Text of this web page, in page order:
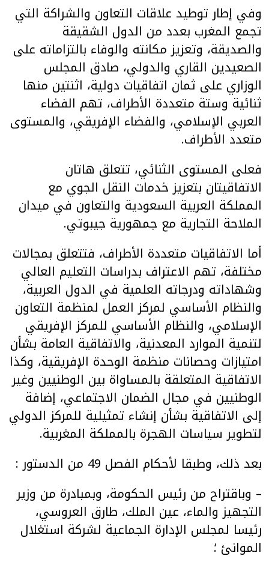
وفي إطار توطيد علاقات التعاون والشراكة التي
تجمع المغرب بعدد من الدول الشقيقة
والصديقة، وتعزيز مكانته والوفاء بالتزاماته على
الصعيدين القاري والدولي، صادق المجلس
الوزاري على ثمان اتفاقيات دولية، اثنتين منها
ثنائية وستة متعددة الأطراف، تهم الفضاء
العربي الإسلامي، والفضاء الإفريقي، والمستوى
متعدد الأطراف.
فعلى المستوى الثنائي، تتعلق هاتان
الاتفاقيتان بتعزيز خدمات النقل الجوي مع
المملكة العربية السعودية والتعاون في ميدان
الملاحة التجارية مع جمهورية جيبوتي.
أما الاتفاقيات متعددة الأطراف، فتتعلق بمجالات
مختلفة، تهم الاعتراف بدراسات التعليم العالي
وشهاداته ودرجاته العلمية في الدول العربية،
والنظام الأساسي لمركز العمل لمنظمة التعاون
الإسلامي، والنظام الأساسي للمركز الإفريقي
لتنمية الموارد المعدنية، والاتفاقية العامة بشأن
امتيازات وحصانات منظمة الوحدة الإفريقية، وكذا
الاتفاقية المتعلقة بالمساواة بين الوطنيين وغير
الوطنيين في مجال الضمان الاجتماعي، إضافة
إلى الاتفاقية بشأن إنشاء تمثيلية للمركز الدولي
لتطوير سياسات الهجرة بالمملكة المغربية.
بعد ذلك، وطبقا لأحكام الفصل 49 من الدستور :
– وباقتراح من رئيس الحكومة، وبمبادرة من وزير
التجهيز والماء، عين الملك، طارق العروسي،
رئيسا لمجلس الإدارة الجماعية لشركة استغلال
الموانئ ؛